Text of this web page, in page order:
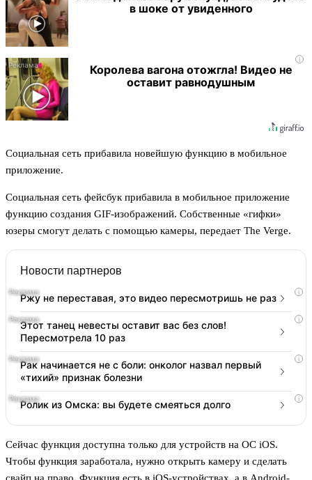
в шоке от увиденного
i
Королева вагона отожгла! Видео не
оставит равнодушным
Социальная сеть прибавила новейшую функцию в мобильное
приложение.
Социальная сеть фейсбук прибавила в мобильное приложение
функцию создания GIF-изображений. Собственные «гифки»
юзеры смогут делать с помощью камеры, передает The Verge.
Новости партнеров
i
Ржу не переставая, это видео пересмотришь не раз
i
Этот танец невесты оставит вас без слов!
Пересмотрела 10 раз
i
Рак начинается не с боли: онколог назвал первый
«тихий» признак болезни
i
Ролик из Омска: вы будете смеяться долго
Сейчас функция доступна только для устройств на ОС iOS.
Чтобы функция заработала, нужно открыть камеру и сделать